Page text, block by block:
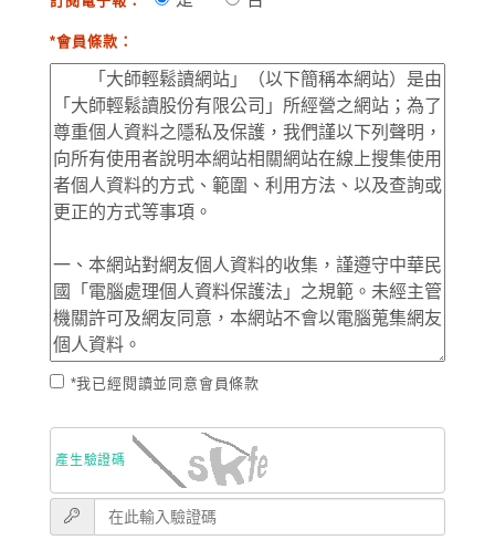
*會員條款：
*我已經閱讀並同意會員條款
產生驗證碼